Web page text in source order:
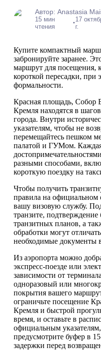
Автор: Anastasia
15 мин
чтения
•17
г.
Купите компактный
забронируйте заранее.
маршрут для посещения,
короткой пересадки, при
формальности.
Красная площадь, Собор
Кремля находятся в
города. Внутри
указателям, чтобы не
перемещайтесь пешком
палатой и ГУМом. Каждая
разными способами,
короткую поездку на
Чтобы получить
правила на официальном
вашу визовую службу.
транзите,
транзитных планов, а
обработки могут
необходимые документы
Из аэропорта можно
экспресс-поезде или
зависимости от
одноразовый или
покрытия вашего
ограничьте посещение
Кремля и быстрой
время, и оставьте в
официальным
предусмотрите буфер в
задержки перед